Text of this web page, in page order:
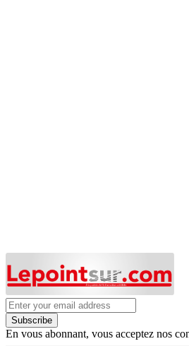
Subscribe
En vous abonnant, vous acceptez nos